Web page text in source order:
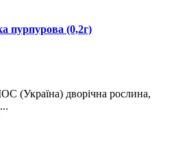
пурпурова (0,2г)
(Україна) дворічна рослина,